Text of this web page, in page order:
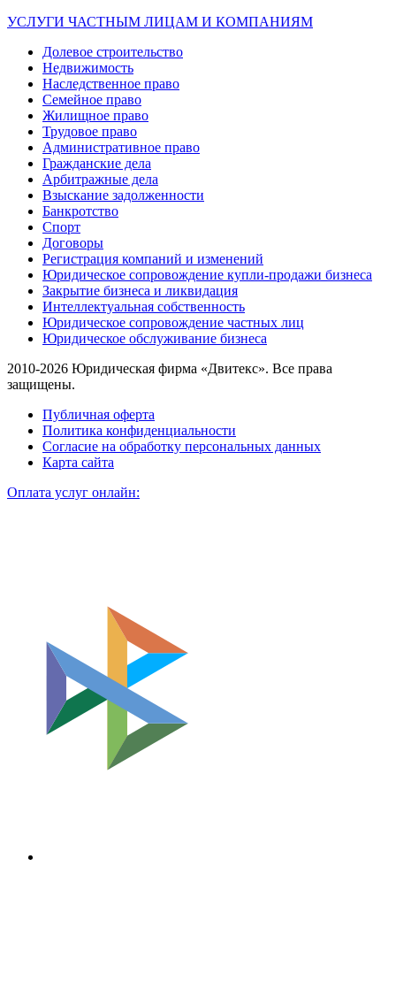
УСЛУГИ ЧАСТНЫМ ЛИЦАМ И КОМПАНИЯМ
Долевое строительство
Недвижимость
Наследственное право
Семейное право
Жилищное право
Трудовое право
Административное право
Гражданские дела
Арбитражные дела
Взыскание задолженности
Банкротство
Спорт
Договоры
Регистрация компаний и изменений
Юридическое сопровождение купли-продажи бизнеса
Закрытие бизнеса и ликвидация
Интеллектуальная собственность
Юридическое сопровождение частных лиц
Юридическое обслуживание бизнеса
2010-2026 Юридическая фирма «Двитекс». Все права
защищены.
Публичная оферта
Политика конфиденциальности
Согласие на обработку персональных данных
Карта сайта
Оплата услуг онлайн: